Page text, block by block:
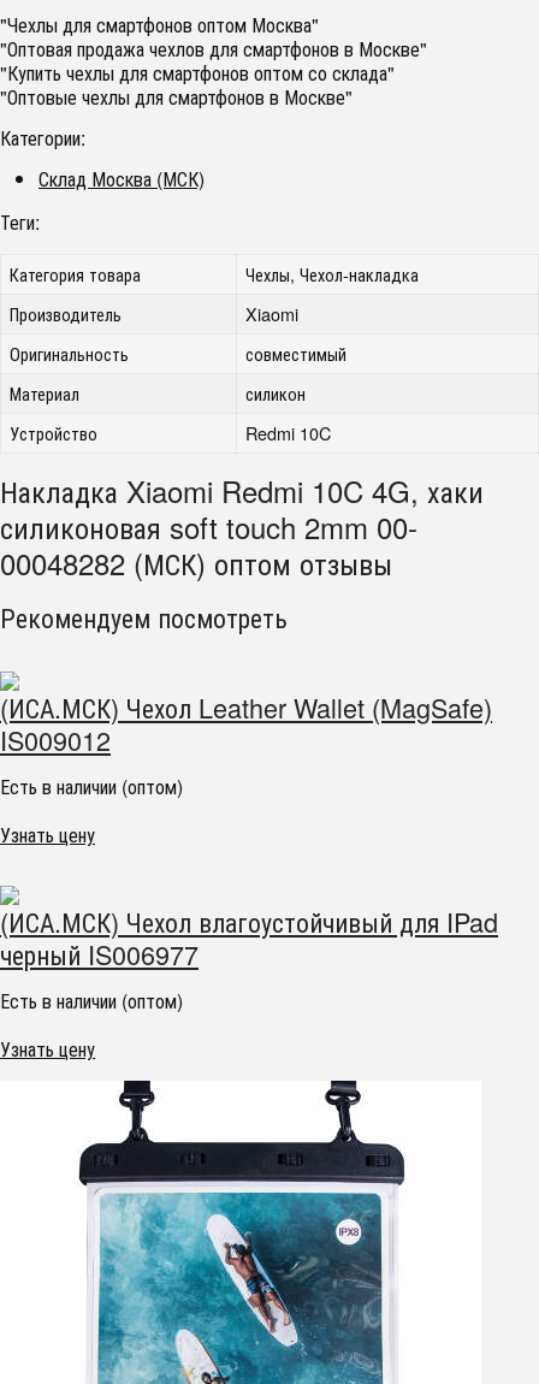
"Чехлы для смартфонов оптом Москва"
"Оптовая продажа чехлов для смартфонов в Москве"
"Купить чехлы для смартфонов оптом со склада"
"Оптовые чехлы для смартфонов в Москве"
Категории:
Склад Москва (МСК)
Теги:
Категория товара
Чехлы, Чехол-накладка
Производитель
Xiaomi
Оригинальность
совместимый
Материал
силикон
Устройство
Redmi 10C
Накладка Xiaomi Redmi 10C 4G, хаки
силиконовая soft touch 2mm 00-
00048282 (МСК) оптом отзывы
Рекомендуем посмотреть
(ИСА.МСК) Чехол Leather Wallet (MagSafe)
IS009012
Есть в наличии (оптом)
Узнать цену
(ИСА.МСК) Чехол влагоустойчивый для IPad
черный IS006977
Есть в наличии (оптом)
Узнать цену